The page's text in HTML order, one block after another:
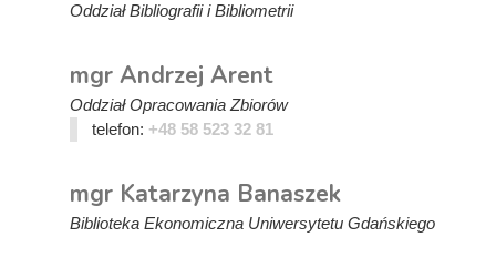
Oddział Bibliografii i Bibliometrii
mgr Andrzej Arent
Oddział Opracowania Zbiorów
telefon: +48 58 523 32 81
mgr Katarzyna Banaszek
Biblioteka Ekonomiczna Uniwersytetu Gdańskiego